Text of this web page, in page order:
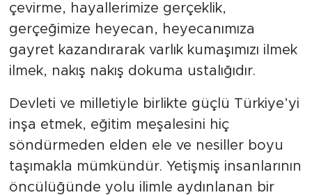
çevirme, hayallerimize gerçeklik,
gerçeğimize heyecan, heyecanımıza
gayret kazandırarak varlık kumaşımızı ilmek
ilmek, nakış nakış dokuma ustalığıdır.
Devleti ve milletiyle birlikte güçlü Türkiye’yi
inşa etmek, eğitim meşalesini hiç
söndürmeden elden ele ve nesiller boyu
taşımakla mümkündür. Yetişmiş insanlarının
öncülüğünde yolu ilimle aydınlanan bir